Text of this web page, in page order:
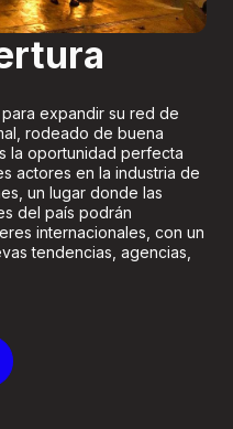
expandir su red de
rodeado de buena
la oportunidad perfecta
actores en la industria de
un lugar donde las
del país podrán
internacionales, con un
tendencias, agencias,